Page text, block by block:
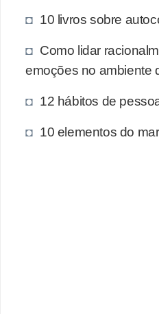
10 livros sobre
Como lidar
emoções no ambiente
12 hábitos de
10 elementos do